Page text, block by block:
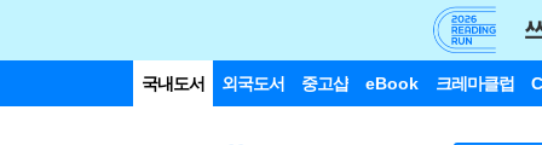
국내도서 외국도서 중고샵 eBook 크레마클럽